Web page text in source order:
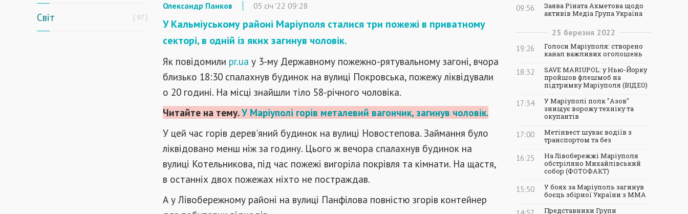
Світ 97
Олександр Панков 05 січ '22 09:28
У Кальміуському районі Маріуполя сталися три пожежі в приватному
секторі, в одній із яких загинув чоловік.
Як повідомили pr.ua у 3-му Державному пожежно-рятувальному загоні, вчора
близько 18:30 спалахнув будинок на вулиці Покровська, пожежу ліквідували
о 20 годині. На місці знайшли тіло 58-річного чоловіка.
Читайте на тему.У Маріуполі горів металевий вагончик, загинув чоловік.
У цей час горів дерев'яний будинок на вулиці Новостепова. Займання було
ліквідовано менш ніж за годину. Цього ж вечора спалахнув будинок на
вулиці Котельникова, під час пожежі вигоріла покрівля та кімнати. На щастя,
в останніх двох пожежах ніхто не постраждав.
А у Лівобережному районі на вулиці Панфілова повністю згорів контейнер
09:56
Заява Ріната Ахметова щодо
активів Медіа Група Україна
25 березня 2022
19:26
Голоси Маріуполя: створено
канал важливих оголошень
18:32
SAVE MARIUPOL: у Нью-Йорку
пройшов флешмоб на
підтримку Маріуполя (ВІДЕО)
17:34
У Маріуполі полк "Азов"
знищує ворожу техніку та
окупантів
17:00
Метінвест шукає водіїв з
транспортом та без
16:25
На Лівобережжі Маріуполя
обстріляно Михайлівський
собор (ФОТОФАКТ)
15:50
У боях за Маріуполь загинув
боєць збірної України з ММА
Представники Групи